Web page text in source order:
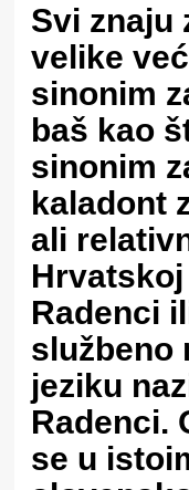
Svi znaju
velike
sinonim
baš kao
sinonim
kaladont
ali
Radenci
službeno
jeziku
Radenci.
se u